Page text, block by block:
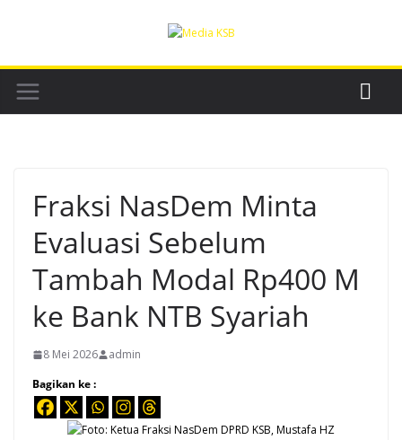
Fraksi NasDem Minta
Evaluasi Sebelum
Tambah Modal Rp400 M
ke Bank NTB Syariah
8 Mei 2026
admin
Bagikan ke :